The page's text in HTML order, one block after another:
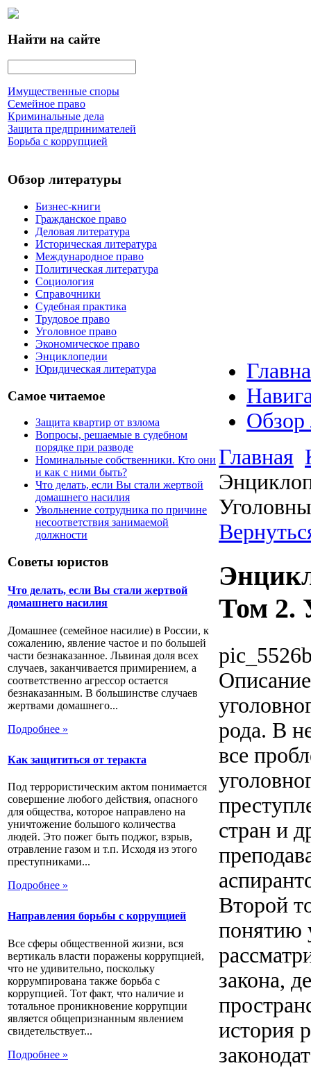
Найти на сайте
Имущественные споры
Семейное право
Криминальные дела
Защита предпринимателей
Борьба с коррупцией
Обзор литературы
Бизнес-книги
Гражданское право
Деловая литература
Историческая литература
Международное право
Политическая литература
Социология
Справочники
Судебная практика
Трудовое право
Уголовное право
Экономическое право
Энциклопедии
Юридическая литература
Самое читаемое
Защита квартир от взлома
Вопросы, решаемые в судебном
порядке при разводе
Номинальные собственники. Кто они
и как с ними быть?
Что делать, если Вы стали жертвой
домашнего насилия
Увольнение сотрудника по причине
несоответствия занимаемой
должности
Советы юристов
Что делать, если Вы стали жертвой
домашнего насилия
Домашнее (семейное насилие) в России, к
сожалению, явление частое и по большей
части безнаказанное. Львиная доля всех
случаев, заканчивается примирением, а
соответственно агрессор остается
безнаказанным. В большинстве случаев
жертвами домашнего...
Подробнее »
Как защититься от теракта
Под террористическим актом понимается
совершение любого действия, опасного
для общества, которое направлено на
уничтожение большого количества
людей. Это пожег быть поджог, взрыв,
отравление газом и т.п. Исходя из этого
преступниками...
Подробнее »
Направления борьбы с коррупцией
Все сферы общественной жизни, вся
вертикаль власти поражены коррупцией,
что не удивительно, поскольку
коррумпирована также борьба с
коррупцией. Тот факт, что наличие и
тотальное проникновение коррупции
является общепризнанным явлением
свидетельствует...
Подробнее »
Обзор
Главная
Том 2.
Описание
рода. В
все
стран и
Второй
понятию
закона,
история